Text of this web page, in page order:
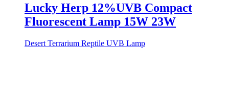
Lucky Herp 12%UVB Compact
Fluorescent Lamp 15W 23W
Desert Terrarium Reptile UVB Lamp